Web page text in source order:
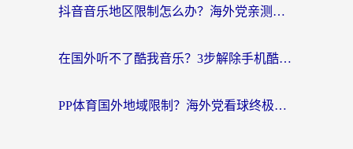
抖音音乐地区限制怎么办？海外党亲测有效的听歌自由指南
在国外听不了酷我音乐？3步解除手机酷我音乐海外限制，附实测好用加速器
PP体育国外地域限制？海外党看球终极方案：从欧洲杯到奥运会，中文解说不卡顿！